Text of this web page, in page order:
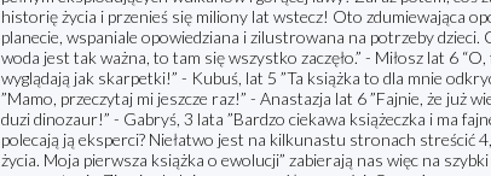
historię życia i przenieś się miliony lat wstecz! Oto zdumiewająca
planecie, wspaniale opowiedziana i zilustrowana na potrzeby dzieci.
woda jest tak ważna, to tam się wszystko zaczęło.” - Miłosz lat 6
wyglądają jak skarpetki!” - Kubuś, lat 5 ”Ta książka to dla mnie
”Mamo, przeczytaj mi jeszcze raz!” - Anastazja lat 6 ”Fajnie, że już
duzi dinozaur!” - Gabryś, 3 lata ”Bardzo ciekawa książeczka i ma
polecają ją eksperci? Niełatwo jest na kilkunastu stronach
życia. Moja pierwsza książka o ewolucji” zabierają nas więc na